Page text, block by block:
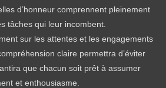
d’honneur comprennent pleinement
tâches qui leur incombent.
sur les attentes et les engagements
claire permettra d’éviter
que chacun soit prêt à assumer
et enthousiasme.